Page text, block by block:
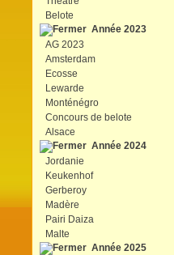
Belote
Année 2023
AG 2023
Amsterdam
Ecosse
Lewarde
Monténégro
Concours de belote
Alsace
Année 2024
Jordanie
Keukenhof
Gerberoy
Madère
Pairi Daiza
Malte
Année 2025